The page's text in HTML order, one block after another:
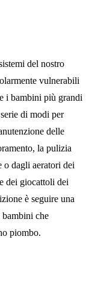
del nostro
vulnerabili
i bambini più grandi
di modi per
delle
la pulizia
o dagli aeratori dei
dei giocattoli dei
è seguire una
bambini che
piombo.